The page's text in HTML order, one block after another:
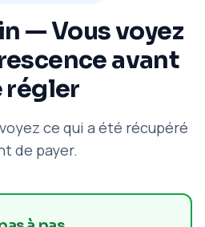
— Vous voyez
avant
régler
ce qui a été récupéré
de payer.